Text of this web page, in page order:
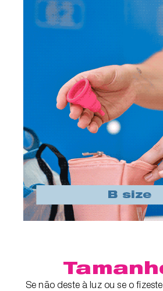
Se não deste à luz ou se o